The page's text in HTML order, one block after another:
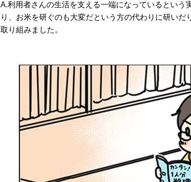
A.利⽤者さんの⽣活を⽀える⼀端になっているという
り、お米を研ぐのも大変だという方の代わりに研い
取り組みました。